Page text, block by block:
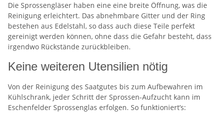
Die Sprossengläser haben eine eine breite Öffnung, was die
Reinigung erleichtert. Das abnehmbare Gitter und der Ring
bestehen aus Edelstahl, so dass auch diese Teile perfekt
gereinigt werden können, ohne dass die Gefahr besteht, dass
irgendwo Rückstände zurückbleiben.
Keine weiteren Utensilien nötig
Von der Reinigung des Saatgutes bis zum Aufbewahren im
Kühlschrank, jeder Schritt der Sprossen-Aufzucht kann im
Eschenfelder Sprossenglas erfolgen. So funktioniert’s: